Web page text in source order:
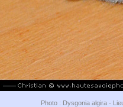
Photo : Dysgonia algira -